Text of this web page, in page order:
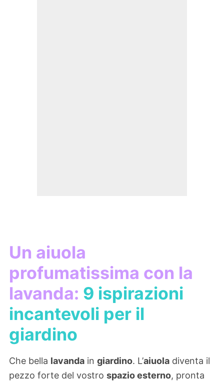
Un aiuola
profumatissima con la
lavanda: 9 ispirazioni
incantevoli per il
giardino
Che bella lavanda in giardino. L’aiuola diventa il
pezzo forte del vostro spazio esterno, pronta